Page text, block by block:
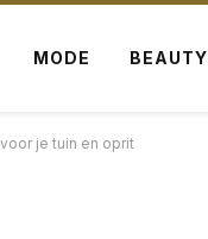
MODE BEAUTY
je tuin en oprit